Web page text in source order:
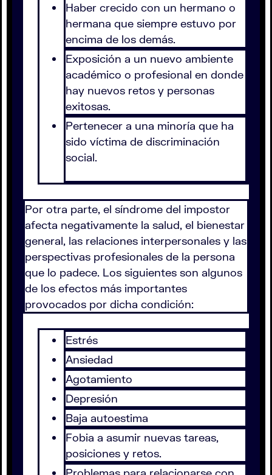
Haber crecido con un hermano o
hermana que siempre estuvo por
encima de los demás.
Exposición a un nuevo ambiente
académico o profesional en donde
hay nuevos retos y personas
exitosas.
Pertenecer a una minoría que ha
sido víctima de discriminación
social.
Por otra parte, el síndrome del impostor
afecta negativamente la salud, el bienestar
general, las relaciones interpersonales y las
perspectivas profesionales de la persona
que lo padece. Los siguientes son algunos
de los efectos más importantes
provocados por dicha condición:
Estrés
Ansiedad
Agotamiento
Depresión
Baja autoestima
Fobia a asumir nuevas tareas,
posiciones y retos.